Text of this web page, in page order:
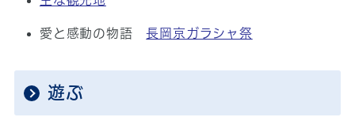
愛と感動の物語長岡京ガラシャ祭
遊ぶ